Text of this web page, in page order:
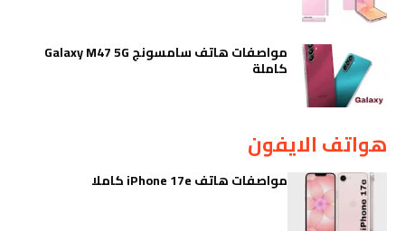
مواصفات هاتف سامسونج Galaxy M47 5G
كاملة
هواتف الايفون
مواصفات هاتف iPhone 17e كاملا